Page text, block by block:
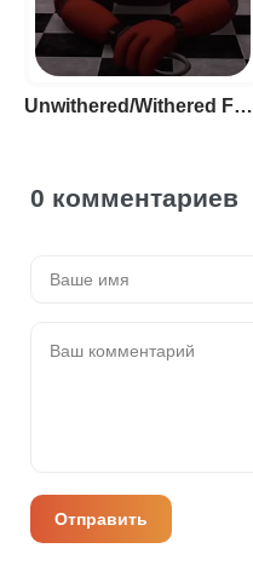
Unwithered/Withered Foxy
0 комментариев
Отправить